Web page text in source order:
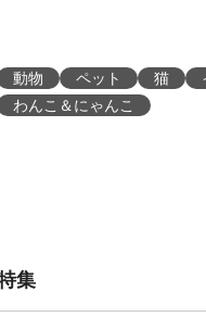
動物 ペット 猫
わんこ＆にゃんこ
集